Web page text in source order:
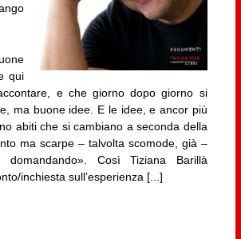
qui
e che giorno dopo giorno si
ma buone idee. E le idee, e ancor più
abiti che si cambiano a seconda della
ma scarpe – talvolta scomode, già –
domandando». Così Tiziana Barillà
inchiesta sull’esperienza [...]